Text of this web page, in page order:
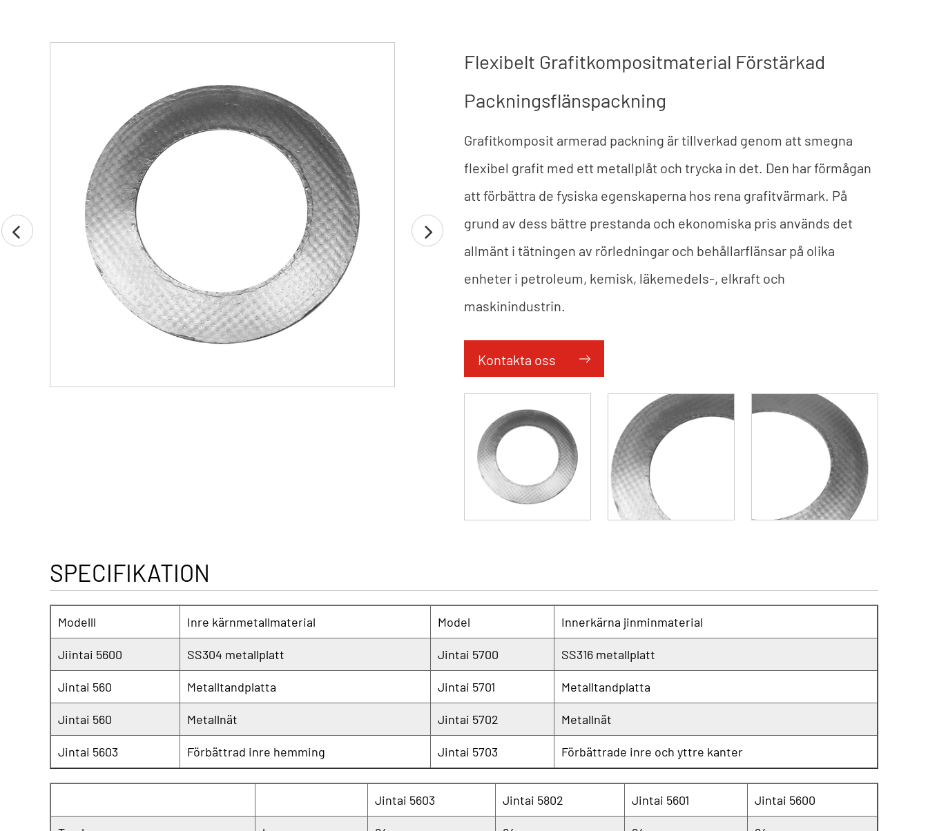
Flexibelt Grafitkompositmaterial Förstärkad
Packningsflänspackning
Grafitkomposit armerad packning är tillverkad genom att smegna
flexibel grafit med ett metallplåt och trycka in det. Den har förmågan
att förbättra de fysiska egenskaperna hos rena grafitvärmark. På
grund av dess bättre prestanda och ekonomiska pris används det
allmänt i tätningen av rörledningar och behållarflänsar på olika
enheter i petroleum, kemisk, läkemedels-, elkraft och
maskinindustrin.
Kontakta oss
SPECIFIKATION
Modelll Inre kärnmetallmaterial Model Innerkärna jinminmaterial
Jiintai 5600 SS304 metallplatt Jintai 5700 SS316 metallplatt
Jintai 560 Metalltandplatta Jintai 5701 Metalltandplatta
Jintai 560 Metallnät Jintai 5702 Metallnät
Jintai 5603 Förbättrad inre hemming Jintai 5703 Förbättrade inre och yttre kanter
Jintai 5603 Jintai 5802 Jintai 5601 Jintai 5600